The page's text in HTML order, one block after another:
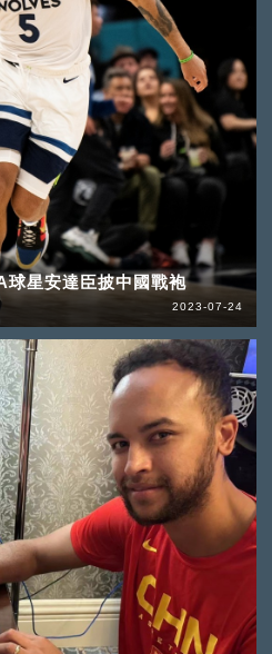
星安達臣披中國戰袍
2023-07-24